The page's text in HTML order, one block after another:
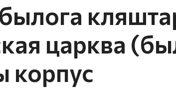
царква
корпус